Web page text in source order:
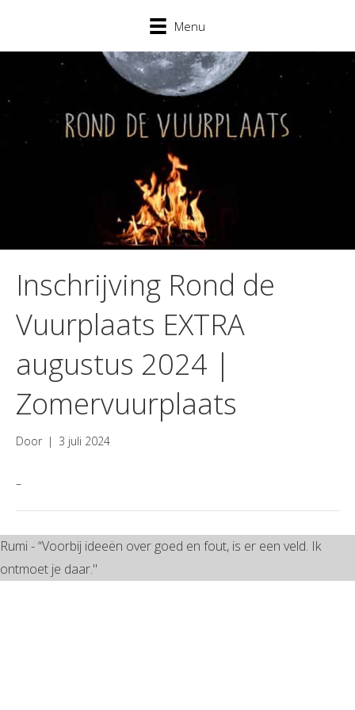
Menu
Inschrijving Rond de
Vuurplaats EXTRA
augustus 2024 |
Zomervuurplaats
Door | 3 juli 2024
–
Rumi - “Voorbij ideeën over goed en fout, is er een veld. Ik
ontmoet je daar."